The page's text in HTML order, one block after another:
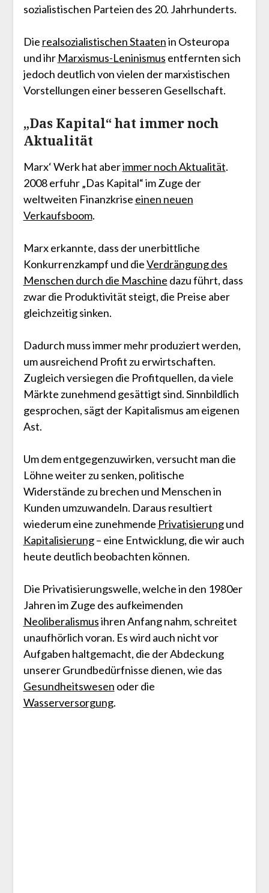
sozialistischen Parteien des 20. Jahrhunderts.
Die realsozialistischen Staatenin Osteuropa
und ihr Marxismus-Leninismus entfernten sich
jedoch deutlich von vielen der marxistischen
Vorstellungen einer besseren Gesellschaft.
„Das Kapital“ hat immer noch
Aktualität
Marx‘ Werk hat aberimmer noch Aktualität.
2008 erfuhr „Das Kapital“ im Zuge der
weltweiten Finanzkrise einen neuen
Verkaufsboom.
Marx erkannte, dass der unerbittliche
Konkurrenzkampf und dieVerdrängung des
Menschen durch die Maschine dazu führt, dass
zwar die Produktivität steigt, die Preise aber
gleichzeitig sinken.
Dadurch muss immer mehr produziert werden,
um ausreichend Profit zu erwirtschaften.
Zugleich versiegen die Profitquellen, da viele
Märkte zunehmend gesättigt sind. Sinnbildlich
gesprochen, sägt der Kapitalismus am eigenen
Ast.
Um dem entgegenzuwirken, versucht man die
Löhne weiter zu senken, politische
Widerstände zu brechen und Menschen in
Kunden umzuwandeln. Daraus resultiert
wiederum eine zunehmende Privatisierungund
Kapitalisierung– eine Entwicklung, die wir auch
heute deutlich beobachten können.
Die Privatisierungswelle, welche in den 1980er
Jahren im Zuge des aufkeimenden
Neoliberalismusihren Anfang nahm, schreitet
unaufhörlich voran. Es wird auch nicht vor
Aufgaben haltgemacht, die der Abdeckung
unserer Grundbedürfnisse dienen, wie das
Gesundheitswesen oder die
Wasserversorgung.